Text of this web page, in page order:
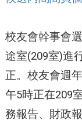
校友會幹事會
途室(209室)進
正。校友會週
午5時正在209
務報告、財政